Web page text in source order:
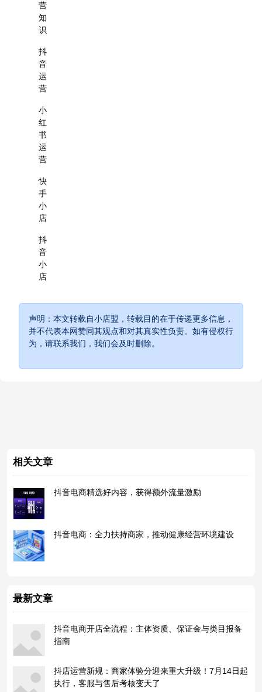
营
知
识
抖
音
运
营
小
红
书
运
营
快
手
小
店
抖
音
小
店
声明：本文转载自小店盟，转载目的在于传递更多信息，
并不代表本网赞同其观点和对其真实性负责。如有侵权行
为，请联系我们，我们会及时删除。
相关文章
抖音电商精选好内容，获得额外流量激励
抖音电商：全力扶持商家，推动健康经营环境建设
最新文章
抖音电商开店全流程：主体资质、保证金与类目报备
指南
抖店运营新规：商家体验分迎来重大升级！7月14日起
执行，客服与售后考核变天了